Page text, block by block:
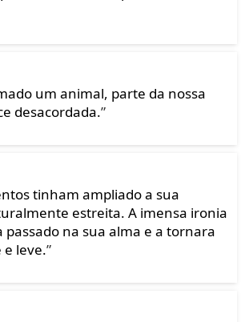
um animal, parte da nossa
desacordada.”
tinham ampliado a sua
estreita. A imensa ironia
passado na sua alma e a tornara
leve.”